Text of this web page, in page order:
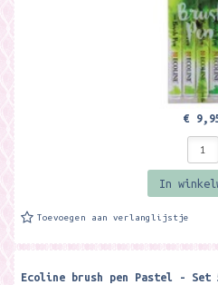
€
In
Toevoegen aan verlanglijstje
Ecoline brush pen Pastel - Set